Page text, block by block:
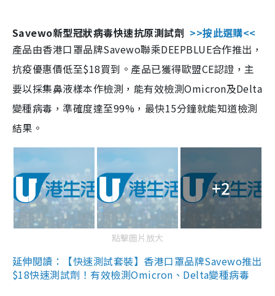
Savewo新型冠狀病毒快速抗原測試劑 >>按此選購<<
產品由香港口罩品牌Savewo聯乘DEEPBLUE合作推出，
抗疫優惠價低至$18買到。產品已獲得歐盟CE認證，主
要以採集鼻液樣本作檢測，能有效檢測Omicron及Delta
變種病毒，準確度達至99%，最快15分鐘就能知道檢測
結果。
+2
點擊圖片放大
延伸閱讀：【快速測試套裝】香港口罩品牌Savewo推出
$18快速測試劑！有效檢測Omicron、Delta變種病毒